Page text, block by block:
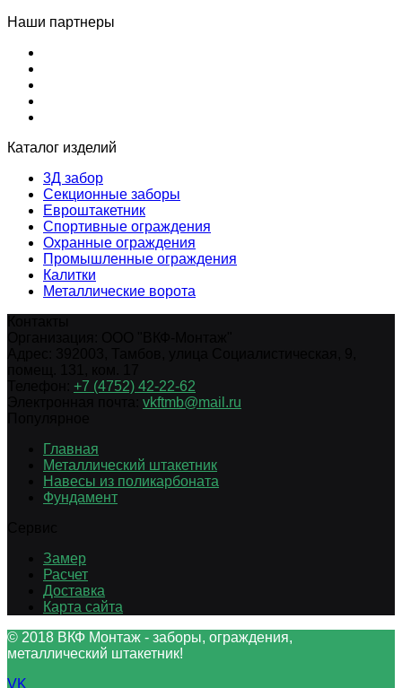
Наши партнеры
Каталог изделий
3Д забор
Секционные заборы
Евроштакетник
Спортивные ограждения
Охранные ограждения
Промышленные ограждения
Калитки
Металлические ворота
+7 (4752) 42-22-62
vkftmb@mail.ru
Главная
Металлический штакетник
Навесы из поликарбоната
Фундамент
Замер
Расчет
Доставка
Карта сайта
© 2018 ВКФ Монтаж - заборы, ограждения,
металлический штакетник!
VK